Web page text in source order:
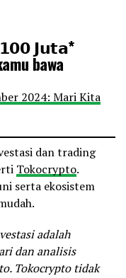
𝗝𝘂𝘁𝗮*
bawa
dan
𝗰𝗮𝘀𝗵𝗯𝗮𝗰𝗸
1, 2024
2024: Mari Kita
dan trading
Tokocrypto.
serta ekosistem
adalah
dan analisis
Tokocrypto tidak